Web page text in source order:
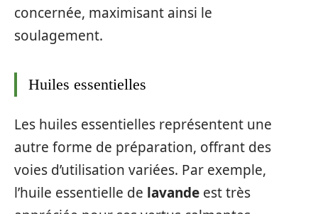
concernée, maximisant ainsi le
soulagement.
Huiles essentielles
Les huiles essentielles représentent une
autre forme de préparation, offrant des
voies d’utilisation variées. Par exemple,
l’huile essentielle de lavande est très